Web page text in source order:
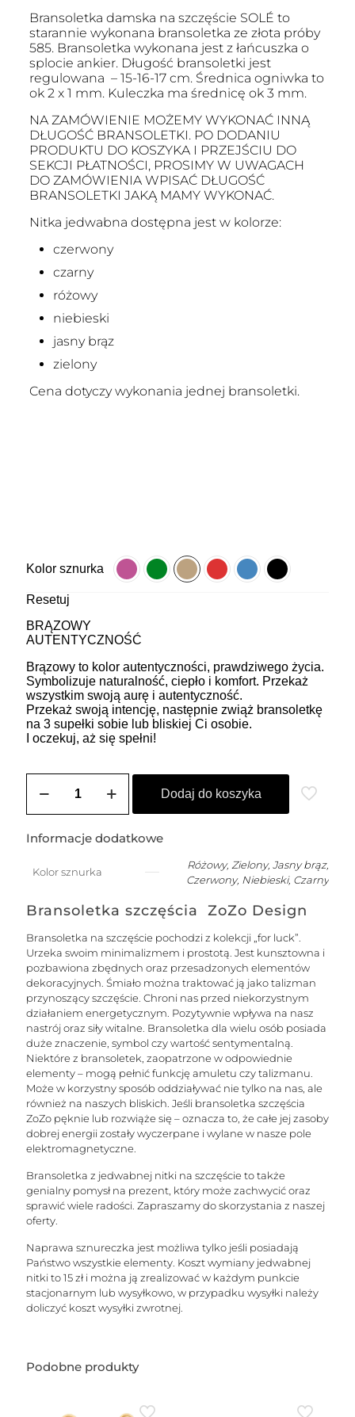
Bransoletka damska na szczęście SOLÉ to
starannie wykonana bransoletka ze złota próby
585. Bransoletka wykonana jest z łańcuszka o
splocie ankier. Długość bransoletki jest
regulowana – 15-16-17 cm. Średnica ogniwka to
ok 2 x 1 mm. Kuleczka ma średnicę ok 3 mm.
NA ZAMÓWIENIE MOŻEMY WYKONAĆ INNĄ
DŁUGOŚĆ BRANSOLETKI. PO DODANIU
PRODUKTU DO KOSZYKA I PRZEJŚCIU DO
SEKCJI PŁATNOŚCI, PROSIMY W UWAGACH
DO ZAMÓWIENIA WPISAĆ DŁUGOŚĆ
BRANSOLETKI JAKĄ MAMY WYKONAĆ.
Nitka jedwabna dostępna jest w kolorze:
czerwony
czarny
różowy
niebieski
jasny brąz
zielony
Cena dotyczy wykonania jednej bransoletki.
Kolor sznurka
Resetuj
BRĄZOWY
AUTENTYCZNOŚĆ
Brązowy to kolor autentyczności, prawdziwego życia.
Symbolizuje naturalność, ciepło i komfort. Przekaż
wszystkim swoją aurę i autentyczność.
Przekaż swoją intencję, następnie zwiąż bransoletkę
na 3 supełki sobie lub bliskiej Ci osobie.
I oczekuj, aż się spełni!
SOLE
szczęście
łańcuszku
jedwabną
kuleczką
-
złota
Dodaj do koszyka
Informacje dodatkowe
Kolor sznurka
Różowy, Zielony, Jasny brąz,
Czerwony, Niebieski, Czarny
Bransoletka szczęścia ZoZo Design
Bransoletka na szczęście pochodzi z kolekcji „for luck”.
Urzeka swoim minimalizmem i prostotą. Jest kunsztowna i
pozbawiona zbędnych oraz przesadzonych elementów
dekoracyjnych. Śmiało można traktować ją jako talizman
przynoszący szczęście. Chroni nas przed niekorzystnym
działaniem energetycznym. Pozytywnie wpływa na nasz
nastrój oraz siły witalne. Bransoletka dla wielu osób posiada
duże znaczenie, symbol czy wartość sentymentalną.
Niektóre z bransoletek, zaopatrzone w odpowiednie
elementy – mogą pełnić funkcję amuletu czy talizmanu.
Może w korzystny sposób oddziaływać nie tylko na nas, ale
również na naszych bliskich. Jeśli bransoletka szczęścia
ZoZo pęknie lub rozwiąże się – oznacza to, że całe jej zasoby
dobrej energii zostały wyczerpane i wylane w nasze pole
elektromagnetyczne.
Bransoletka z jedwabnej nitki na szczęście to także
genialny pomysł na prezent, który może zachwycić oraz
sprawić wiele radości. Zapraszamy do skorzystania z naszej
oferty.
Naprawa sznureczka jest możliwa tylko jeśli posiadają
Państwo wszystkie elementy. Koszt wymiany jedwabnej
nitki to 15 zł i można ją zrealizować w każdym punkcie
stacjonarnym lub wysyłkowo, w przypadku wysyłki należy
doliczyć koszt wysyłki zwrotnej.
Podobne produkty